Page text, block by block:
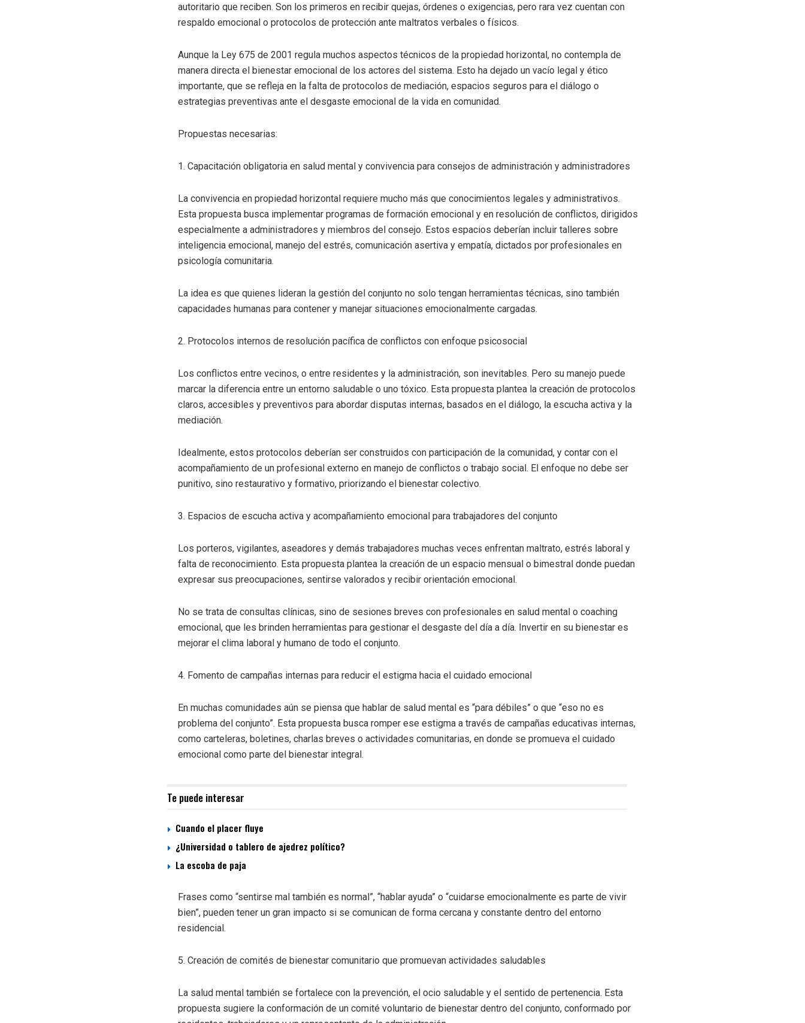
autoritario que reciben. Son los primeros en recibir quejas, órdenes o exigencias, pero rara vez cuentan con
respaldo emocional o protocolos de protección ante maltratos verbales o físicos.
Aunque la Ley 675 de 2001 regula muchos aspectos técnicos de la propiedad horizontal, no contempla de
manera directa el bienestar emocional de los actores del sistema. Esto ha dejado un vacío legal y ético
importante, que se refleja en la falta de protocolos de mediación, espacios seguros para el diálogo o
estrategias preventivas ante el desgaste emocional de la vida en comunidad.
Propuestas necesarias:
1. Capacitación obligatoria en salud mental y convivencia para consejos de administración y administradores
La convivencia en propiedad horizontal requiere mucho más que conocimientos legales y administrativos.
Esta propuesta busca implementar programas de formación emocional y en resolución de conflictos, dirigidos
especialmente a administradores y miembros del consejo. Estos espacios deberían incluir talleres sobre
inteligencia emocional, manejo del estrés, comunicación asertiva y empatía, dictados por profesionales en
psicología comunitaria.
La idea es que quienes lideran la gestión del conjunto no solo tengan herramientas técnicas, sino también
capacidades humanas para contener y manejar situaciones emocionalmente cargadas.
2. Protocolos internos de resolución pacífica de conflictos con enfoque psicosocial
Los conflictos entre vecinos, o entre residentes y la administración, son inevitables. Pero su manejo puede
marcar la diferencia entre un entorno saludable o uno tóxico. Esta propuesta plantea la creación de protocolos
claros, accesibles y preventivos para abordar disputas internas, basados en el diálogo, la escucha activa y la
mediación.
Idealmente, estos protocolos deberían ser construidos con participación de la comunidad, y contar con el
acompañamiento de un profesional externo en manejo de conflictos o trabajo social. El enfoque no debe ser
punitivo, sino restaurativo y formativo, priorizando el bienestar colectivo.
3. Espacios de escucha activa y acompañamiento emocional para trabajadores del conjunto
Los porteros, vigilantes, aseadores y demás trabajadores muchas veces enfrentan maltrato, estrés laboral y
falta de reconocimiento. Esta propuesta plantea la creación de un espacio mensual o bimestral donde puedan
expresar sus preocupaciones, sentirse valorados y recibir orientación emocional.
No se trata de consultas clínicas, sino de sesiones breves con profesionales en salud mental o coaching
emocional, que les brinden herramientas para gestionar el desgaste del día a día. Invertir en su bienestar es
mejorar el clima laboral y humano de todo el conjunto.
4. Fomento de campañas internas para reducir el estigma hacia el cuidado emocional
En muchas comunidades aún se piensa que hablar de salud mental es “para débiles” o que “eso no es
problema del conjunto”. Esta propuesta busca romper ese estigma a través de campañas educativas internas,
como carteleras, boletines, charlas breves o actividades comunitarias, en donde se promueva el cuidado
emocional como parte del bienestar integral.
Te puede interesar
Cuando el placer fluye
¿Universidad o tablero de ajedrez político?
La escoba de paja
Frases como “sentirse mal también es normal”, “hablar ayuda” o “cuidarse emocionalmente es parte de vivir
bien”, pueden tener un gran impacto si se comunican de forma cercana y constante dentro del entorno
residencial.
5. Creación de comités de bienestar comunitario que promuevan actividades saludables
La salud mental también se fortalece con la prevención, el ocio saludable y el sentido de pertenencia. Esta
propuesta sugiere la conformación de un comité voluntario de bienestar dentro del conjunto, conformado por